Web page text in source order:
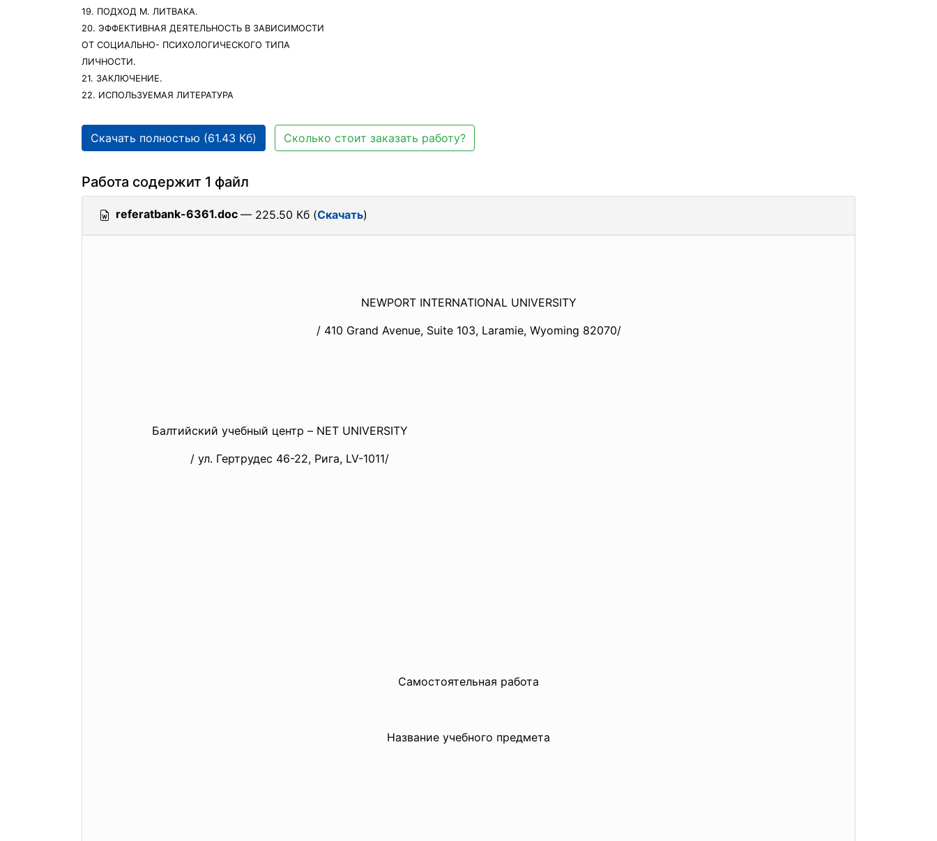
19. ПОДХОД М. ЛИТВАКА.
20. ЭФФЕКТИВНАЯ ДЕЯТЕЛЬНОСТЬ В ЗАВИСИМОСТИ
ОТ СОЦИАЛЬНО- ПСИХОЛОГИЧЕСКОГО ТИПА
ЛИЧНОСТИ.
21. ЗАКЛЮЧЕНИЕ.
22. ИСПОЛЬЗУЕМАЯ ЛИТЕРАТУРА
Скачать полностью (61.43 Кб) Сколько стоит заказать работу?
Работа содержит 1 файл
referatbank-6361.doc — 225.50 Кб (Скачать)
NEWPORT INTERNATIONAL UNIVERSITY
/ 410 Grand Avenue, Suite 103, Laramie, Wyoming 82070/
Балтийский учебный центр – NET UNIVERSITY
/ ул. Гертрудес 46-22, Рига, LV-1011/
Самостоятельная работа
Название учебного предмета